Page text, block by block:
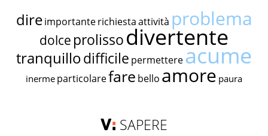
dire importante richiestaattività problema
dolce prolissodivertente
tranquillodifficile permettereacume
inerme particolarefare bello amore paura
SAPERE